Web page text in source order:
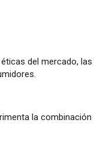
del mercado,
la